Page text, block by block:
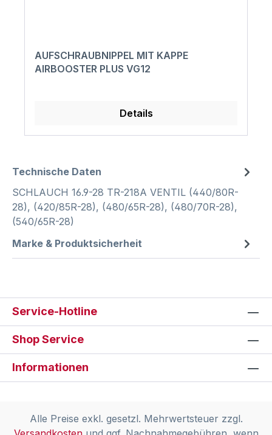
AUFSCHRAUBNIPPEL MIT KAPPE
AIRBOOSTER PLUS VG12
Details
Technische Daten
SCHLAUCH 16.9-28 TR-218A VENTIL (440/80R-
28), (420/85R-28), (480/65R-28), (480/70R-28),
(540/65R-28)
Marke & Produktsicherheit
Service-Hotline
Shop Service
Informationen
Alle Preise exkl. gesetzl. Mehrwertsteuer zzgl.